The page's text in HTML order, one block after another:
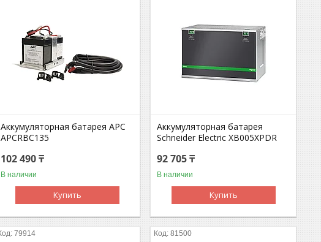
Аккумуляторная батарея APC
APCRBC135
102 490 ₸
В наличии
Купить
Аккумуляторная батарея
Schneider Electric XB005XPDR
92 705 ₸
В наличии
Купить
79914 81500